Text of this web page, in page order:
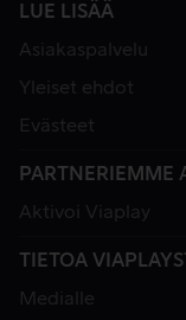
LUE LISÄÄ
Asiakaspalvelu
Yleiset ehdot
Evästeet
PARTNERIEMME
Aktivoi Viaplay
TIETOA
Medialle